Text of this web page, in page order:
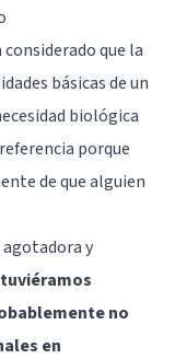
que la
básicas de un
biológica
porque
de que alguien
y
no
en